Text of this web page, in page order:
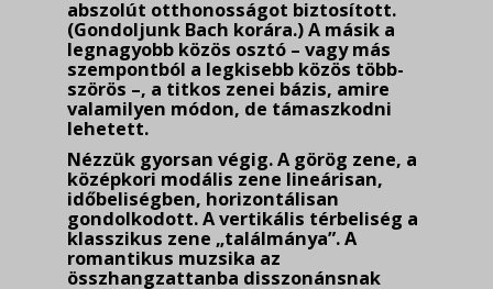
abszolút otthonosságot biztosított.
(Gondoljunk Bach korára.) A másik a
legnagyobb közös osztó – vagy más
szempontból a legkisebb közös több­
szörös –, a titkos zenei bázis, amire
valamilyen módon, de támaszkodni
lehetett.
Nézzük gyorsan végig. A görög zene, a
középkori modális zene lineárisan,
időbeliségben, horizontálisan
gondolkodott. A vertikális térbeliség a
klasszikus zene „találmánya”. A
roman­tikus muzsika az
összhangzattanba disszonánsnak